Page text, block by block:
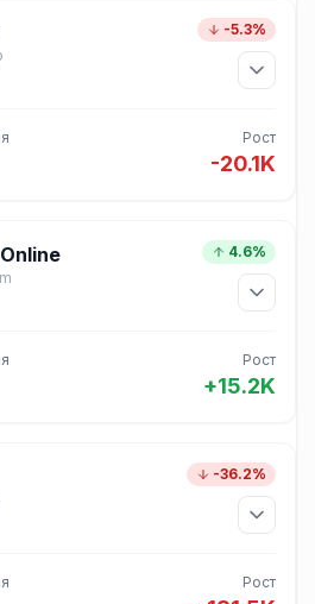
-5.3%
Рост
-20.1K
4.6%
Рост
+15.2K
-36.2%
Рост